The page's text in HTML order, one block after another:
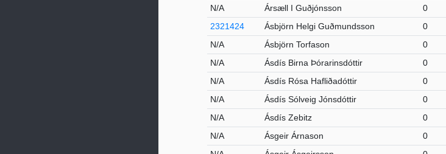
N/A
Ársæll I Guðjónsson 0
2321424
Ásbjörn Helgi Guðmundsson 0
N/A
Ásbjörn Torfason 0
N/A
Ásdís Birna Þórarinsdóttir 0
N/A
Ásdís Rósa Hafliðadóttir 0
N/A
Ásdís Sólveig Jónsdóttir 0
N/A
Ásdís Zebitz 0
N/A
Ásgeir Árnason 0